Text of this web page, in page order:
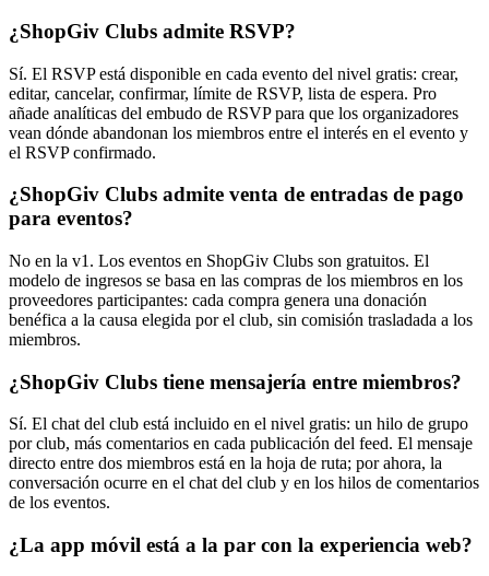
¿ShopGiv Clubs admite RSVP?
Sí. El RSVP está disponible en cada evento del nivel gratis: crear,
editar, cancelar, confirmar, límite de RSVP, lista de espera. Pro
añade analíticas del embudo de RSVP para que los organizadores
vean dónde abandonan los miembros entre el interés en el evento y
el RSVP confirmado.
¿ShopGiv Clubs admite venta de entradas de pago
para eventos?
No en la v1. Los eventos en ShopGiv Clubs son gratuitos. El
modelo de ingresos se basa en las compras de los miembros en los
proveedores participantes: cada compra genera una donación
benéfica a la causa elegida por el club, sin comisión trasladada a los
miembros.
¿ShopGiv Clubs tiene mensajería entre miembros?
Sí. El chat del club está incluido en el nivel gratis: un hilo de grupo
por club, más comentarios en cada publicación del feed. El mensaje
directo entre dos miembros está en la hoja de ruta; por ahora, la
conversación ocurre en el chat del club y en los hilos de comentarios
de los eventos.
¿La app móvil está a la par con la experiencia web?